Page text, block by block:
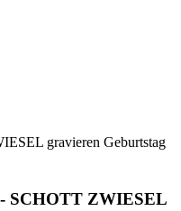
gravieren Geburtstag
- SCHOTT ZWIESEL